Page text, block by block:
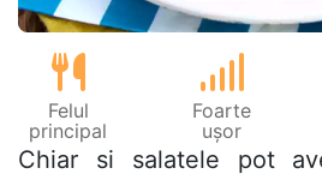
Felul
principal
Foarte
ușor
Chiar si salatele pot